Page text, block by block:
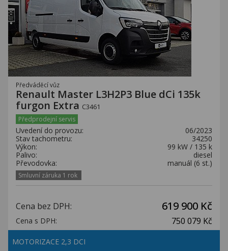
Předváděcí vůz
Renault Master L3H2P3 Blue dCi 135k
furgon Extra C3461
Předprodejní servis
Uvedení do provozu:
06/2023
Stav tachometru:
34250
Výkon:
99 kW / 135 k
Palivo:
diesel
Převodovka:
manuál (6 st.)
Smluvní záruka 1 rok
Cena bez DPH: 619 900 Kč
Cena s DPH: 750 079 Kč
MOTORIZACE 2,3 DCI